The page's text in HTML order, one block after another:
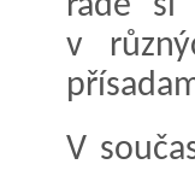
v
V